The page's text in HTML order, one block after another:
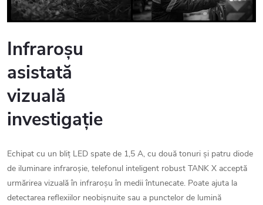
Infraroșu
asistată
vizuală
investigație
Echipat cu un bliț LED spate de 1,5 A, cu două tonuri și patru diode
de iluminare infraroșie, telefonul inteligent robust TANK X acceptă
urmărirea vizuală în infraroșu în medii întunecate. Poate ajuta la
detectarea reflexiilor neobișnuite sau a punctelor de lumină